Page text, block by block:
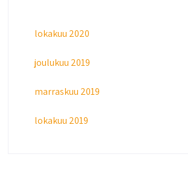
lokakuu 2020
joulukuu 2019
marraskuu 2019
lokakuu 2019